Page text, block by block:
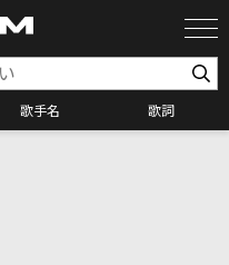
歌手名 歌詞